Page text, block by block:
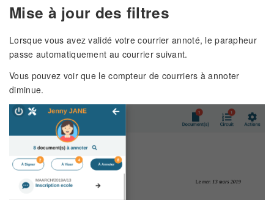
Mise à jour des filtres
Lorsque vous avez validé votre courrier annoté, le parapheur
passe automatiquement au courrier suivant.
Vous pouvez voir que le compteur de courriers à annoter
diminue.